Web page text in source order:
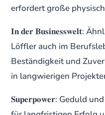
erfordert große
𝐈𝐧 𝐝𝐞𝐫 𝐁𝐮𝐬𝐢𝐧𝐞𝐬𝐬𝐰𝐞𝐥𝐭:
Löffler auch im
Beständigkeit und
in langwierigen
𝐒𝐮𝐩𝐞𝐫𝐩𝐨𝐰𝐞𝐫: Geduld